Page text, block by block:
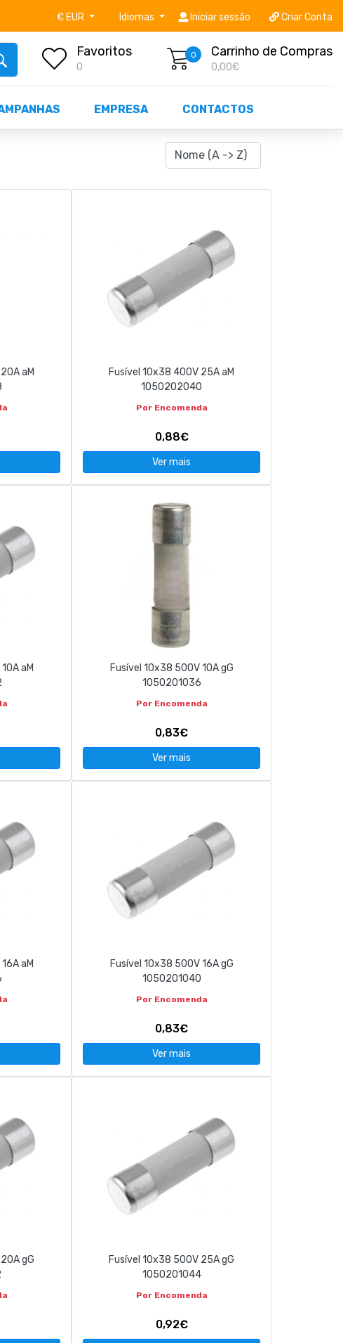
STOCK OFF! Não perca já as centenas de
€ EUR Idiomas Iniciar sessão Criar Conta
Favoritos
0
0 Carrinho de Compras
0,00€
EMPRESA CONTACTOS
aM
Fusível 10x38 400V 25A aM
1050202040
Por Encomenda
0,88€
Ver mais
aM
Fusível 10x38 500V 10A gG
1050201036
Por Encomenda
0,83€
Ver mais
aM
Fusível 10x38 500V 16A gG
1050201040
Por Encomenda
0,83€
Ver mais
gG
Fusível 10x38 500V 25A gG
1050201044
Por Encomenda
0,92€